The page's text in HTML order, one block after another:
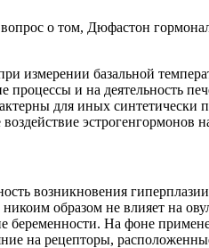
вопрос о том, Дюфастон
измерении базальной
и на деятельность
для иных синтетически
воздействие
возникновения
никоим образом не влияет на
На фоне
на рецепторы,